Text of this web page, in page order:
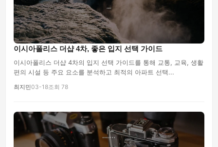
이시아폴리스 더샵 4차, 좋은 입지 선택 가이드
이시아폴리스 더샵 4차의 입지 선택 가이드를 통해 교통, 교육, 생활
편의 시설 등 주요 요소를 분석하고 최적의 아파트 선택...
최지민03-18조회 78